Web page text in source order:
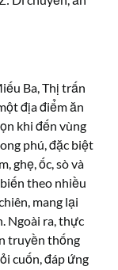
Ba, Thị trấn
địa điểm ăn
khi đến vùng
phú, đặc biệt
ghẹ, ốc, sò và
theo nhiều
mang lại
Ngoài ra, thực
truyền thống
cuốn, đáp ứng